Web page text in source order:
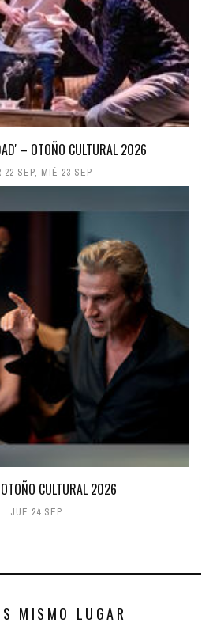
– OTOÑO CULTURAL 2026
22 SEP, MIÉ 23 SEP
CULTURAL 2026
JUE 24 SEP
MISMO LUGAR